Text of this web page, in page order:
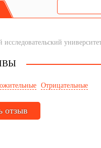
исследовательский
Отрицательные
отзыв